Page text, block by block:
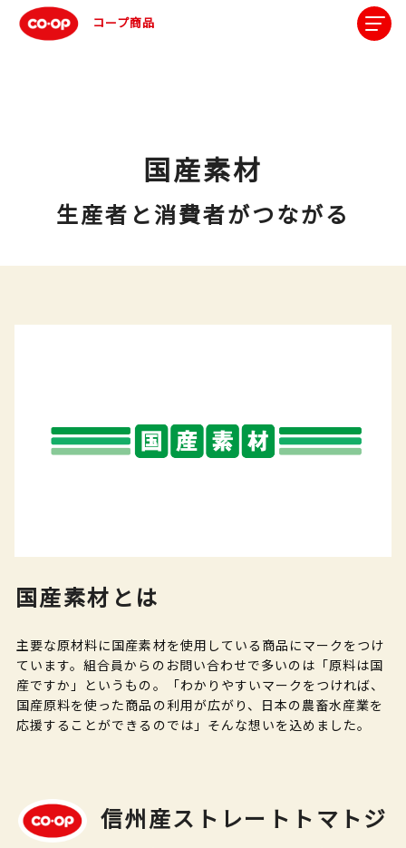
コープ商品
国産素材
生産者と消費者がつながる
国産素材とは
主要な原材料に国産素材を使用している商品にマークをつけ
ています。組合員からのお問い合わせで多いのは「原料は国
産ですか」というもの。「わかりやすいマークをつければ、
国産原料を使った商品の利用が広がり、日本の農畜水産業を
応援することができるのでは」そんな想いを込めました。
信州産ストレートトマトジ